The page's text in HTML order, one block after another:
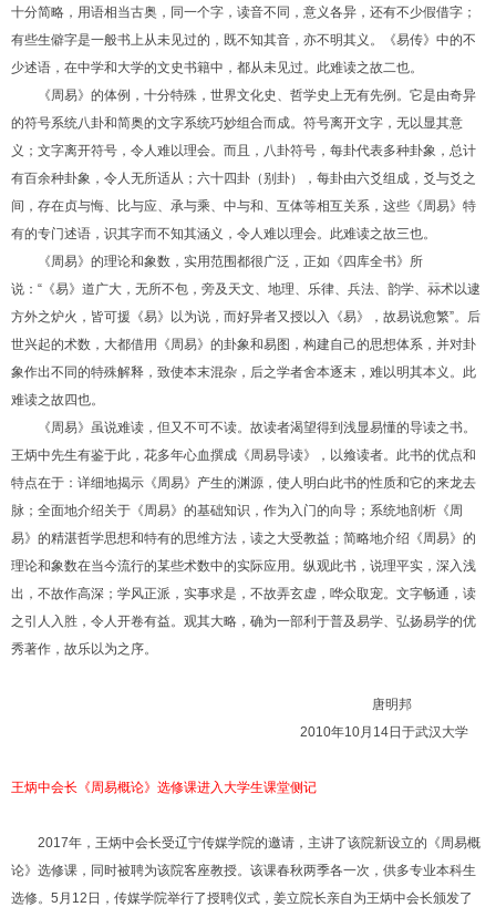
十分简略，用语相当古奥，同一个字，读音不同，意义各异，还有不少假借字；
有些生僻字是一般书上从未见过的，既不知其音，亦不明其义。《易传》中的不
少述语，在中学和大学的文史书籍中，都从未见过。此难读之故二也。
《周易》的体例，十分特殊，世界文化史、哲学史上无有先例。它是由奇异
的符号系统八卦和简奥的文字系统巧妙组合而成。符号离开文字，无以显其意
义；文字离开符号，令人难以理会。而且，八卦符号，每卦代表多种卦象，总计
有百余种卦象，令人无所适从；六十四卦（别卦），每卦由六爻组成，爻与爻之
间，存在贞与悔、比与应、承与乘、中与和、互体等相互关系，这些《周易》特
有的专门述语，识其字而不知其涵义，令人难以理会。此难读之故三也。
《周易》的理论和象数，实用范围都很广泛，正如《四库全书》所
说：“《易》道广大，无所不包，旁及天文、地理、乐律、兵法、韵学、祘术以逮
方外之炉火，皆可援《易》以为说，而好异者又授以入《易》，故易说愈繁”。后
世兴起的术数，大都借用《周易》的卦象和易图，构建自己的思想体系，并对卦
象作出不同的特殊解释，致使本末混杂，后之学者舍本逐末，难以明其本义。此
难读之故四也。
《周易》虽说难读，但又不可不读。故读者渴望得到浅显易懂的导读之书。
王炳中先生有鉴于此，花多年心血撰成《周易导读》，以飨读者。此书的优点和
特点在于：详细地揭示《周易》产生的渊源，使人明白此书的性质和它的来龙去
脉；全面地介绍关于《周易》的基础知识，作为入门的向导；系统地剖析《周
易》的精湛哲学思想和特有的思维方法，读之大受教益；简略地介绍《周易》的
理论和象数在当今流行的某些术数中的实际应用。纵观此书，说理平实，深入浅
出，不故作高深；学风正派，实事求是，不故弄玄虚，哗众取宠。文字畅通，读
之引人入胜，令人开卷有益。观其大略，确为一部利于普及易学、弘扬易学的优
秀著作，故乐以为之序。
唐明邦
2010年10月14日于武汉大学
王炳中会长《周易概论》选修课进入大学生课堂侧记
2017年，王炳中会长受辽宁传媒学院的邀请，主讲了该院新设立的《周易概
论》选修课，同时被聘为该院客座教授。该课春秋两季各一次，供多专业本科生
选修。5月12日，传媒学院举行了授聘仪式，姜立院长亲自为王炳中会长颁发了